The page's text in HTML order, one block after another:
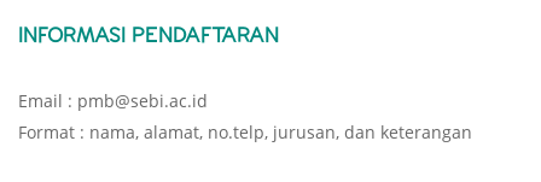
INFORMASI PENDAFTARAN
Email : pmb@sebi.ac.id
Format : nama, alamat, no.telp, jurusan, dan keterangan